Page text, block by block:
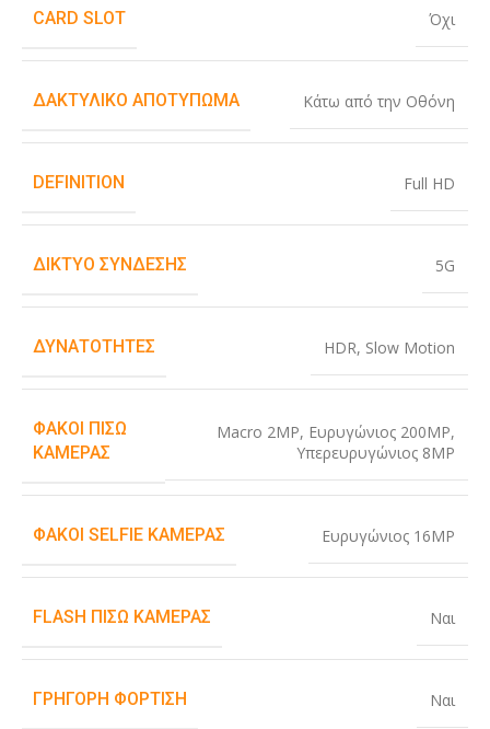
CARD SLOT Όχι
ΔΑΚΤΥΛΙΚΌ ΑΠΟΤΎΠΩΜΑ Κάτω από την Οθόνη
DEFINITION Full HD
ΔΊΚΤΥΟ ΣΎΝΔΕΣΗΣ 5G
ΔΥΝΑΤΌΤΗΤΕΣ HDR, Slow Motion
ΦΑΚΟΊ ΠΊΣΩ
ΚΆΜΕΡΑΣ
Macro 2MP, Ευρυγώνιος 200MP,
Υπερευρυγώνιος 8MP
ΦΑΚΟΊ SELFIE ΚΆΜΕΡΑΣ Ευρυγώνιος 16MP
FLASH ΠΊΣΩ ΚΆΜΕΡΑΣ Ναι
ΓΡΉΓΟΡΗ ΦΌΡΤΙΣΗ Ναι